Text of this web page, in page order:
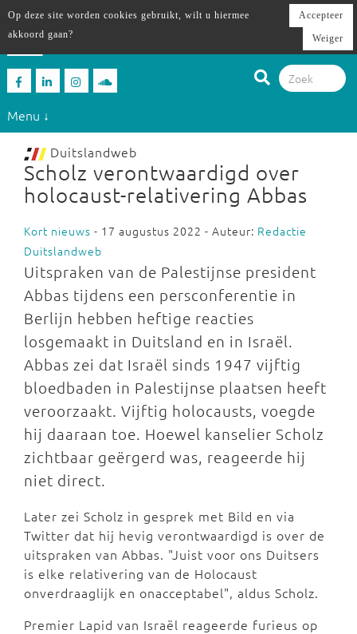
Menu ↓
Duitslandweb
Scholz verontwaardigd over
holocaust-relativering Abbas
Kort nieuws - 17 augustus 2022 - Auteur: Redactie
Duitslandweb
Uitspraken van de Palestijnse president
Abbas tijdens een persconferentie in
Berlijn hebben heftige reacties
losgemaakt in Duitsland en in Israël.
Abbas zei dat Israël sinds 1947 vijftig
bloedbaden in Palestijnse plaatsen heeft
veroorzaakt. Vijftig holocausts, voegde
hij daaraan toe. Hoewel kanselier Scholz
zichtbaar geërgerd was, reageerde hij
niet direct.
Later zei Scholz in gesprek met Bild en via
Twitter dat hij hevig verontwaardigd is over de
uitspraken van Abbas. "Juist voor ons Duitsers
is elke relativering van de Holocaust
onverdraaglijk en onacceptabel", aldus Scholz.
Premier Lapid van Israël reageerde furieus op
Op deze site worden cookies gebruikt, wilt u hiermee
akkoord gaan?
Accepteer
Weiger